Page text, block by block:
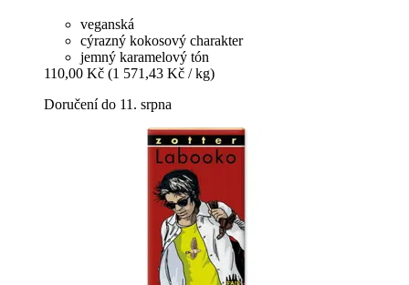
veganská
cýrazný kokosový charakter
jemný karamelový tón
110,00 Kč (1 571,43 Kč / kg)
Doručení do 11. srpna